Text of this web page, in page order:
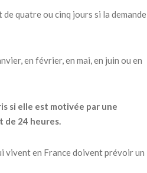
quatre ou cinq jours si la demande
en février, en mai, en juin ou en
si elle est motivée par une
de 24 heures.
vivent en France doivent prévoir un